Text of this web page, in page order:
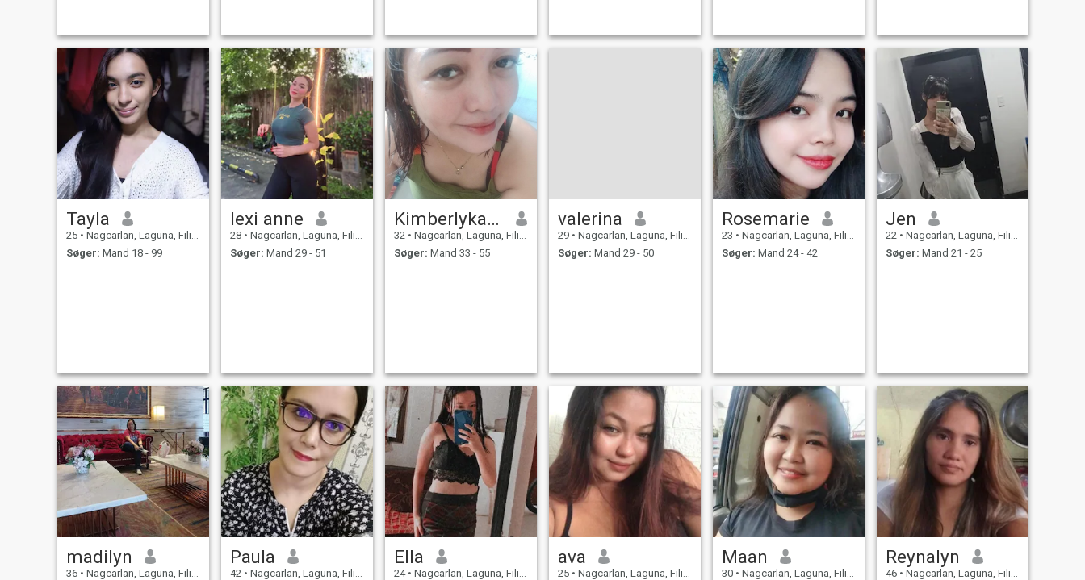
Tayla
25 • Nagcarlan, Laguna, Filippinerne
Søger: Mand 18 - 99
lexi anne
28 • Nagcarlan, Laguna, Filippinerne
Søger: Mand 29 - 51
Kimberlykacy
32 • Nagcarlan, Laguna, Filippinerne
Søger: Mand 33 - 55
valerina
29 • Nagcarlan, Laguna, Filippinerne
Søger: Mand 29 - 50
Rosemarie
23 • Nagcarlan, Laguna, Filippinerne
Søger: Mand 24 - 42
Jen
22 • Nagcarlan, Laguna, Filippinerne
Søger: Mand 21 - 25
madilyn
36 • Nagcarlan, Laguna, Filippinerne
Paula
42 • Nagcarlan, Laguna, Filippinerne
Ella
24 • Nagcarlan, Laguna, Filippinerne
ava
25 • Nagcarlan, Laguna, Filippinerne
Maan
30 • Nagcarlan, Laguna, Filippinerne
Reynalyn
46 • Nagcarlan, Laguna, Filippinerne